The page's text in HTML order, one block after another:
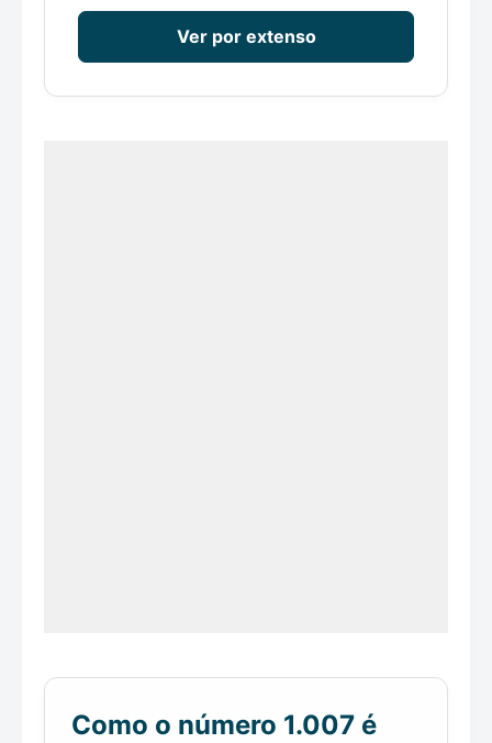
Ver por extenso
Como o número 1.007 é